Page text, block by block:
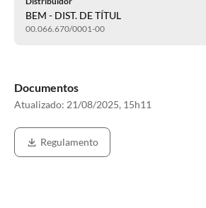
BEM - DIST. DE TÍTUL
00.066.670/0001-00
Documentos
Atualizado: 21/08/2025, 15h11
Regulamento